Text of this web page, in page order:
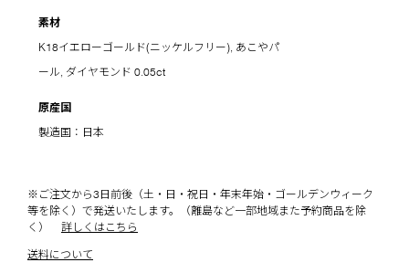
素材
K18イエローゴールド(ニッケルフリー), あこやパ
ール, ダイヤモンド 0.05ct
原産国
製造国：日本
※ご注文から3日前後（土・日・祝日・年末年始・ゴールデンウィーク
等を除く）で発送いたします。（離島など一部地域また予約商品を除
く）
詳しくはこちら
送料について